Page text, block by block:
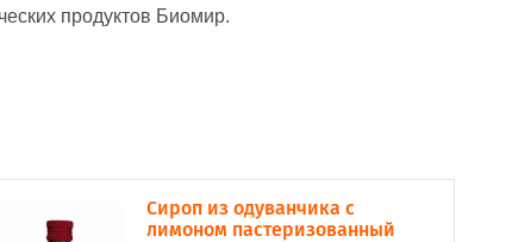
продуктов Биомир.
Сироп из одуванчика с
лимоном пастеризованный